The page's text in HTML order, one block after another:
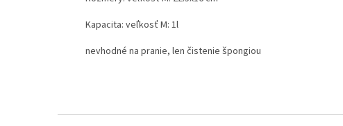
Kapacita: veľkosť M: 1l
nevhodné na pranie, len čistenie špongiou